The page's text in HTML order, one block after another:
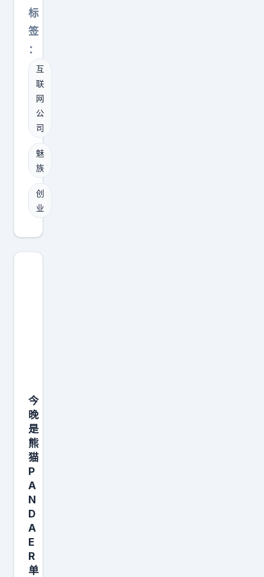
：
持
学
习
和
样
本
高
效
学
习
。
在
的
先
在
海
量
数
据
上
完
成
一
次
储
、
持
续
分
发
，
给
账
号
积
累
权
重
，
慢
可
你
的
人
。
这
些
内
容
不
会
热
爱
族
虽
然
结
束
了
，
但
是
N
D
热
爱
的
人
重
新
创
业
，
老
万
标
签
：
互
联
网
公
司
魅
族
创
业
今
晚
是
熊
猫
P
A
N
D
A
E
R
单